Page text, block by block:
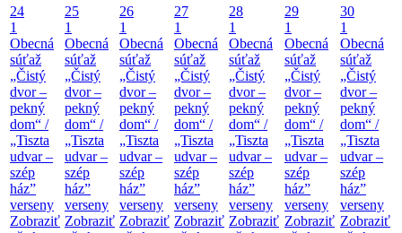
24
1
Obecná
súťaž
„Čistý
dvor –
pekný
dom“ /
„Tiszta
udvar –
szép
ház”
verseny
Zobraziť
25
1
Obecná
súťaž
„Čistý
dvor –
pekný
dom“ /
„Tiszta
udvar –
szép
ház”
verseny
Zobraziť
26
1
Obecná
súťaž
„Čistý
dvor –
pekný
dom“ /
„Tiszta
udvar –
szép
ház”
verseny
Zobraziť
27
1
Obecná
súťaž
„Čistý
dvor –
pekný
dom“ /
„Tiszta
udvar –
szép
ház”
verseny
Zobraziť
28
1
Obecná
súťaž
„Čistý
dvor –
pekný
dom“ /
„Tiszta
udvar –
szép
ház”
verseny
Zobraziť
29
1
Obecná
súťaž
„Čistý
dvor –
pekný
dom“ /
„Tiszta
udvar –
szép
ház”
verseny
Zobraziť
30
1
Obecná
súťaž
„Čistý
dvor –
pekný
dom“ /
„Tiszta
udvar –
szép
ház”
verseny
Zobraziť